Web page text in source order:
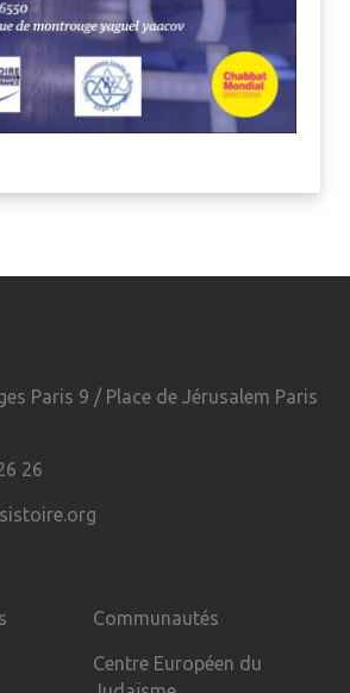
Paris 9 / Place de Jérusalem Paris
26
Communautés
Centre Européen du